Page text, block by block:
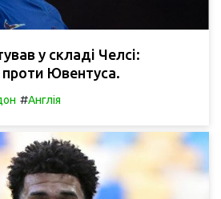
у складі Челсі:
проти Ювентуса.
#Англія